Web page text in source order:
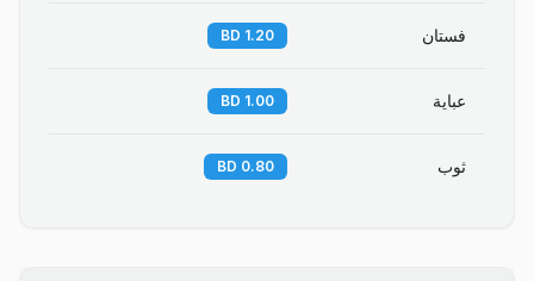
فستان 1.20 BD
عباية 1.00 BD
ثوب 0.80 BD